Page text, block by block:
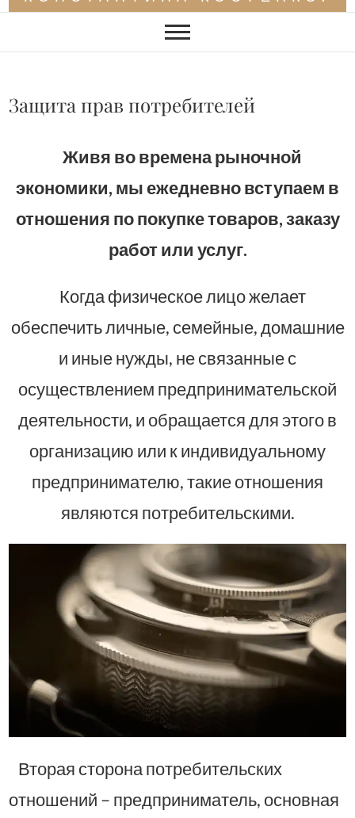
Защита прав потребителей
Живя во времена рыночной
экономики, мы ежедневно вступаем в
отношения по покупке товаров, заказу
работ или услуг.
Когда физическое лицо желает
обеспечить личные, семейные, домашние
и иные нужды, не связанные с
осуществлением предпринимательской
деятельности, и обращается для этого в
организацию или к индивидуальному
предпринимателю, такие отношения
являются потребительскими.
Вторая сторона потребительских
отношений – предприниматель, основная